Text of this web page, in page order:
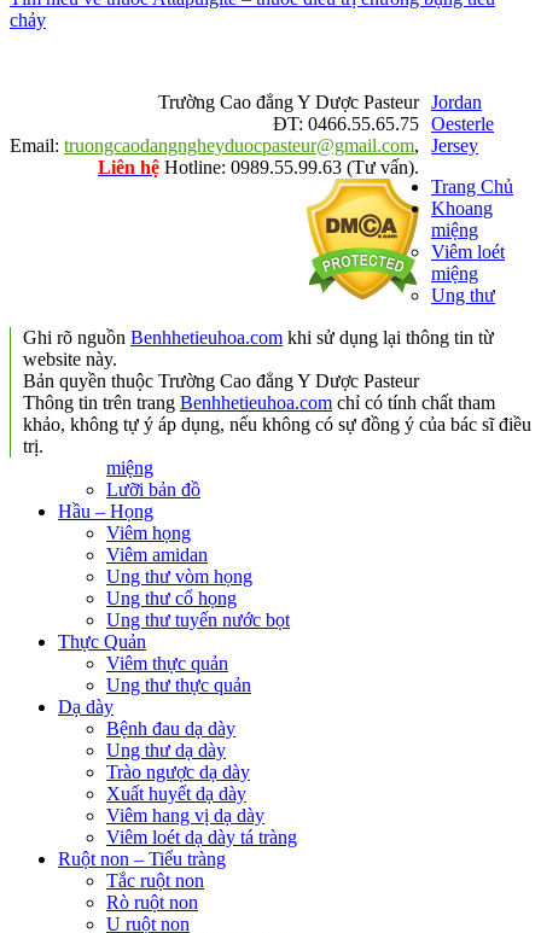
chảy
Trường Cao đẳng Y Dược Pasteur
ĐT: 0466.55.65.75
Email: truongcaodangngheyduocpasteur@gmail.com,
Liên hệ Hotline: 0989.55.99.63 (Tư vấn).
Ghi rõ nguồn Benhhetieuhoa.com khi sử dụng lại thông tin từ
website này.
Bản quyền thuộc Trường Cao đẳng Y Dược Pasteur
Thông tin trên trang Benhhetieuhoa.com chỉ có tính chất tham
khảo, không tự ý áp dụng, nếu không có sự đồng ý của bác sĩ điều
trị.
Jordan
Oesterle
Jersey
Trang Chủ
Khoang
miệng
Viêm loét
miệng
Ung thư
miệng
Lưỡi bản đồ
Hầu – Họng
Viêm họng
Viêm amidan
Ung thư vòm họng
Ung thư cổ họng
Ung thư tuyến nước bọt
Thực Quản
Viêm thực quản
Ung thư thực quản
Dạ dày
Bệnh đau dạ dày
Ung thư dạ dày
Trào ngược dạ dày
Xuất huyết dạ dày
Viêm hang vị dạ dày
Viêm loét dạ dày tá tràng
Ruột non – Tiểu tràng
Tắc ruột non
Rò ruột non
U ruột non